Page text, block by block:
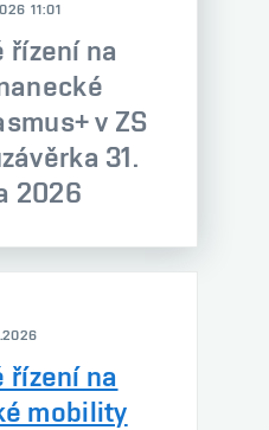
11:01
řízení na
v ZS
31.
2026
řízení na
mobility